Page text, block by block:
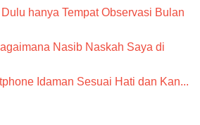
hanya Tempat Observasi Bulan
Nasib Naskah Saya di
Idaman Sesuai Hati dan Kan...